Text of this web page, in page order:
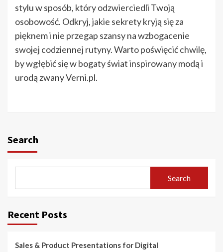
stylu w sposób, który odzwierciedli Twoją
osobowość. Odkryj, jakie sekrety kryją się za
pięknem i nie przegap szansy na wzbogacenie
swojej codziennej rutyny. Warto poświęcić chwilę,
by wgłębić się w bogaty świat inspirowany modą i
urodą zwany Verni.pl.
Search
Search
Recent Posts
Sales & Product Presentations for Digital